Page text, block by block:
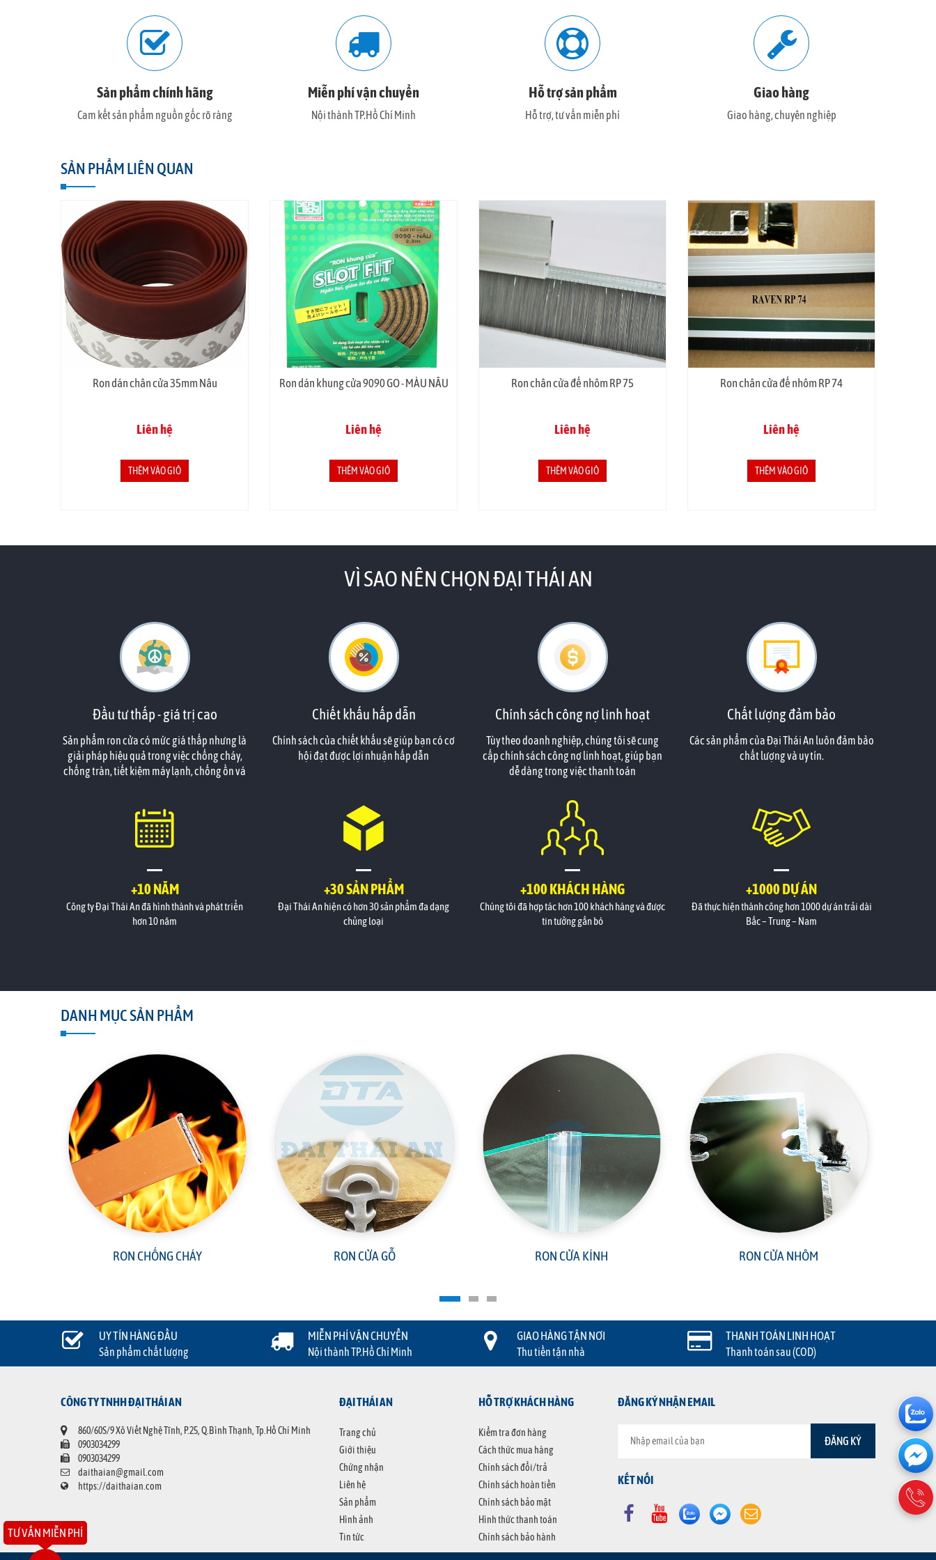
Sản phẩm chính hãng
Cam kết sản phẩm nguồn gốc rõ ràng
Miễn phí vận chuyển
Nội thành TP.Hồ Chí Minh
Hỗ trợ sản phẩm
Hỗ trợ, tư vấn miễn phí
Giao hàng
Giao hàng, chuyên nghiệp
SẢN PHẨM LIÊN QUAN
Ron dán chân cửa 35mm Nâu
Liên hệ
THÊM VÀO GIỎ
Ron dán khung cửa 9090 GO - MÀU NÂU
Liên hệ
THÊM VÀO GIỎ
Ron chân cửa đế nhôm RP 75
Liên hệ
THÊM VÀO GIỎ
Ron chân cửa đế nhôm RP 74
Liên hệ
THÊM VÀO GIỎ
VÌ SAO NÊN CHỌN ĐẠI THÁI AN
Đầu tư thấp - giá trị cao
Sản phẩm ron cửa có mức giá thấp nhưng là
giải pháp hiệu quả trong việc chống cháy,
chống tràn, tiết kiệm máy lạnh, chống ồn vá
họ đã được bạn tính toán đến công năng phù
hợp.
Chiết khấu hấp dẫn
Chính sách của chiết khấu sẽ giúp bạn có cơ
hội đạt được lợi nhuận hấp dẫn
Chính sách công nợ linh hoạt
Tùy theo doanh nghiệp, chúng tôi sẽ cung
cấp chính sách công nợ linh hoạt, giúp bạn
dễ dàng trong việc thanh toán
Chất lượng đảm bảo
Các sản phẩm của Đại Thái An luôn đảm bảo
chất lượng và uy tín.
+10 NĂM
Công ty Đại Thái An đã hình thành và phát triển
hơn 10 năm
+30 SẢN PHẨM
Đại Thái An hiện có hơn 30 sản phẩm đa dạng
chủng loại
+100 KHÁCH HÀNG
Chúng tôi đã hợp tác hơn 100 khách hàng và được
tin tưởng gắn bó
+1000 DỰ ÁN
Đã thực hiện thành công hơn 1000 dự án trải dài
Bắc – Trung – Nam
DANH MỤC SẢN PHẨM
RON CHỐNG CHÁY RON CỬA GỖ RON CỬA KÍNH RON CỬA NHÔM
UY TÍN HÀNG ĐẦU
Sản phẩm chất lượng
MIỄN PHÍ VẬN CHUYỂN
Nội thành TP.Hồ Chí Minh
GIAO HÀNG TẬN NƠI
Thu tiền tận nhà
THANH TOÁN LINH HOẠT
Thanh toán sau (COD)
CÔNG TY TNHH ĐẠI THÁI AN
860/60S/9 Xô Viết Nghệ Tĩnh, P.25, Q.Bình Thạnh, Tp.Hồ Chí Minh
0903034299
0903034299
daithaian@gmail.com
https://daithaian.com
ĐẠI THÁI AN
Trang chủ
Giới thiệu
Chứng nhận
Liên hệ
Sản phẩm
Hình ảnh
Tin tức
HỖ TRỢ KHÁCH HÀNG
Kiểm tra đơn hàng
Cách thức mua hàng
Chính sách đổi/trả
Chính sách hoàn tiền
Chính sách bảo mật
Hình thức thanh toán
Chính sách bảo hành
ĐĂNG KÝ NHẬN EMAIL
KẾT NỐI
TƯ VẤN MIỄN PHÍ